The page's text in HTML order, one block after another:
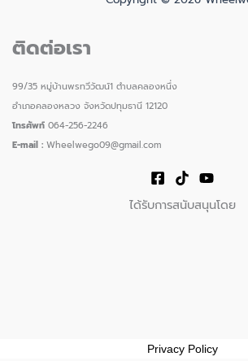
ติดต่อเรา
99/35 หมู่บ้านพรทวีวัฒน์1 ตำบลคลองหนึ่ง
อำเภอคลองหลวง จังหวัดปทุมธานี 12120
โทรศัพท์ 064-256-2246
E-mail : Wheelwego09@gmail.com
ได้รับการสนับสนุนโดย
Privacy Policy